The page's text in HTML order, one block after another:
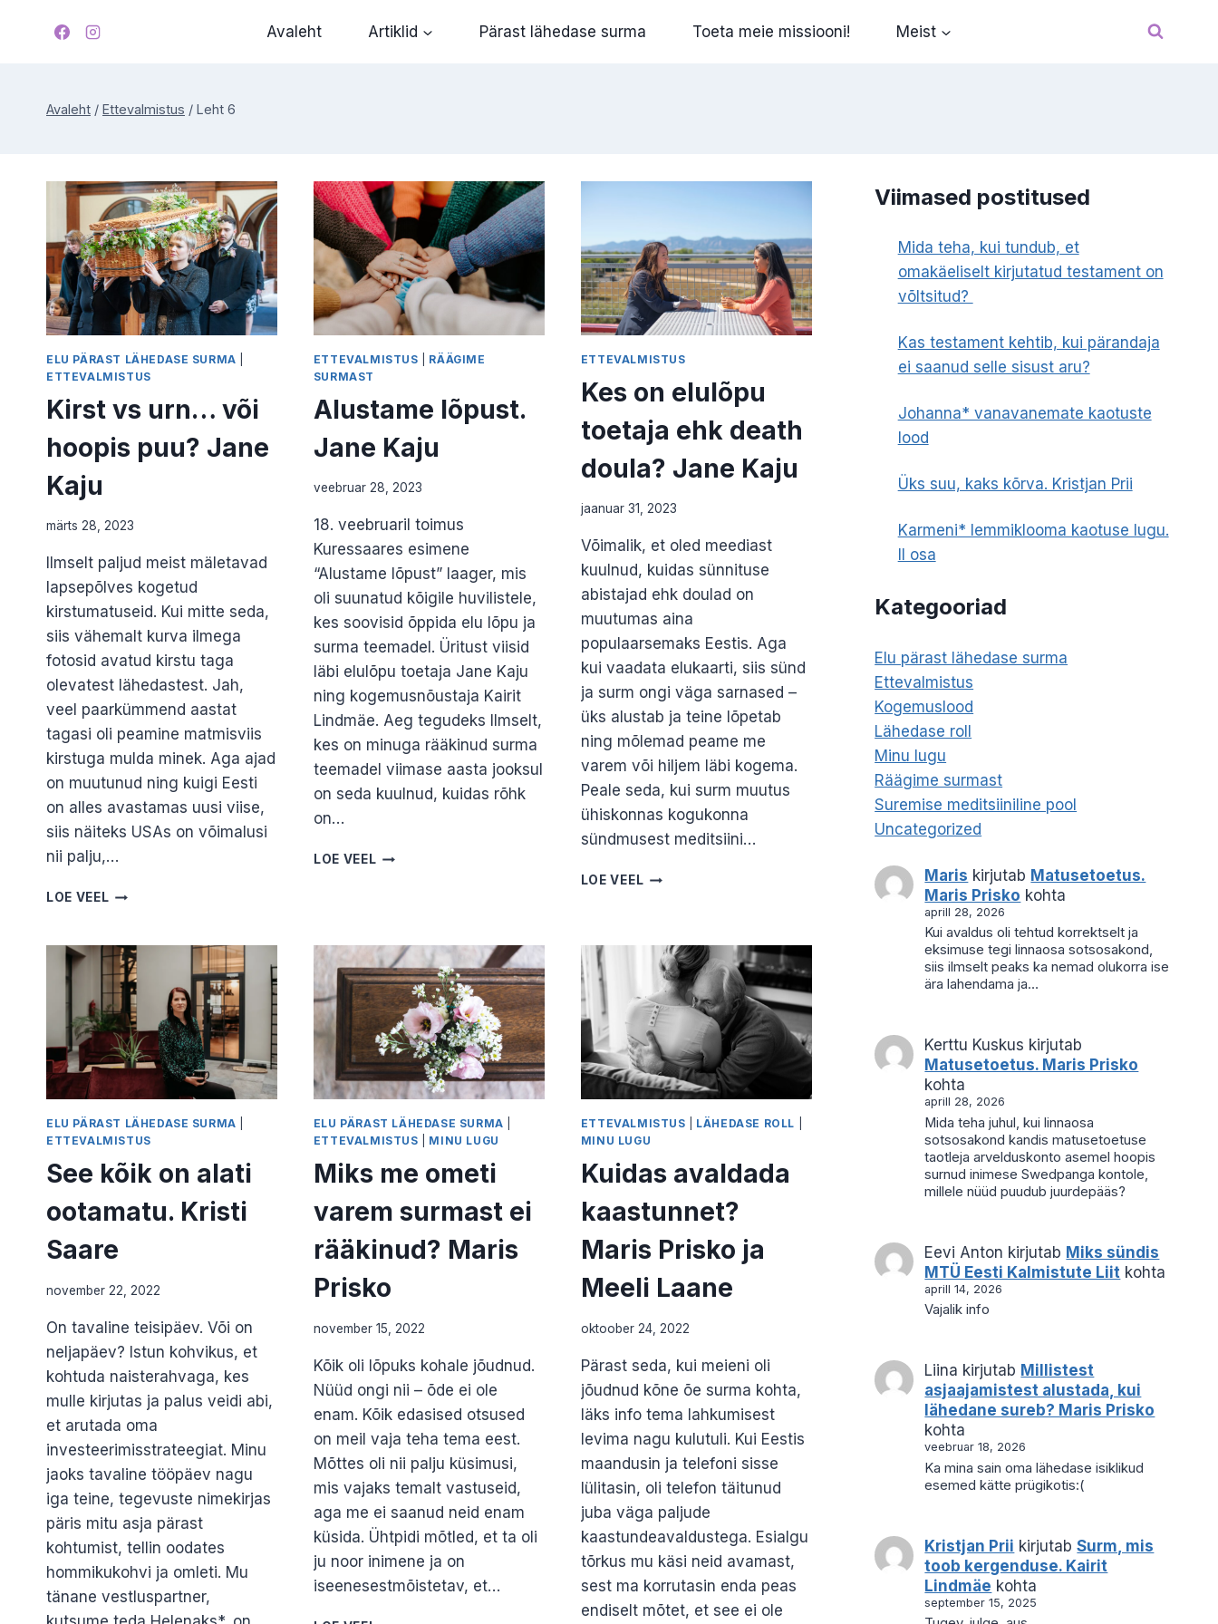
Avaleht Artiklid Pärast lähedase surma Toeta meie missiooni! Meist
Avaleht / Ettevalmistus / Leht 6
ELU PÄRAST LÄHEDASE SURMA
ETTEVALMISTUS
Kirst vs urn… või
hoopis puu? Jane
Kaju
märts 28, 2023
Ilmselt paljud meist mäletavad
lapsepõlves kogetud
kirstumatuseid. Kui mitte seda,
siis vähemalt kurva ilmega
fotosid avatud kirstu taga
olevatest lähedastest. Jah,
veel paarkümmend aastat
tagasi oli peamine matmisviis
kirstuga mulda minek. Aga ajad
on muutunud ning kuigi Eesti
on alles avastamas uusi viise,
siis näiteks USAs on võimalusi
nii palju,…
LOE VEEL KIRST
VÕI
HOOPIS
PUU?
JANE
KAJU
ETTEVALMISTUS
RÄÄGIME
SURMAST
Alustame lõpust.
Jane Kaju
veebruar 28, 2023
18. veebruaril toimus
Kuressaares esimene
“Alustame lõpust” laager, mis
oli suunatud kõigile huvilistele,
kes soovisid õppida elu lõpu ja
surma teemadel. Üritust viisid
läbi elulõpu toetaja Jane Kaju
ning kogemusnõustaja Kairit
Lindmäe. Aeg tegudeks Ilmselt,
kes on minuga rääkinud surma
teemadel viimase aasta jooksul
on seda kuulnud, kuidas rõhk
on…
LOE VEEL ALUSTAME
ETTEVALMISTUS
Kes on elulõpu
toetaja ehk death
doula? Jane Kaju
jaanuar 31, 2023
Võimalik, et oled meediast
kuulnud, kuidas sünnituse
abistajad ehk doulad on
muutumas aina
populaarsemaks Eestis. Aga
kui vaadata elukaarti, siis sünd
ja surm ongi väga sarnased –
üks alustab ja teine lõpetab
ning mõlemad peame me
varem või hiljem läbi kogema.
Peale seda, kui surm muutus
ühiskonnas kogukonna
sündmusest meditsiini…
LOE VEEL KES
EHK
DEATH
DOULA?
JANE
KAJU
ELU PÄRAST LÄHEDASE SURMA
ETTEVALMISTUS
See kõik on alati
ootamatu. Kristi
Saare
november 22, 2022
On tavaline teisipäev. Või on
neljapäev? Istun kohvikus, et
kohtuda naisterahvaga, kes
mulle kirjutas ja palus veidi abi,
et arutada oma
investeerimisstrateegiat. Minu
jaoks tavaline tööpäev nagu
iga teine, tegevuste nimekirjas
päris mitu asja pärast
kohtumist, tellin oodates
hommikukohvi ja omleti. Mu
tänane vestluspartner,
ELU PÄRAST LÄHEDASE SURMA
ETTEVALMISTUS
MINU LUGU
Miks me ometi
varem surmast ei
rääkinud? Maris
Prisko
november 15, 2022
Kõik oli lõpuks kohale jõudnud.
Nüüd ongi nii – õde ei ole
enam. Kõik edasised otsused
on meil vaja teha tema eest.
Mõttes oli nii palju küsimusi,
mis vajaks temalt vastuseid,
aga me ei saanud neid enam
küsida. Ühtpidi mõtled, et ta oli
ju noor inimene ja on
iseenesestmõistetav, et…
ETTEVALMISTUS LÄHEDASE ROLL
MINU LUGU
Kuidas avaldada
kaastunnet?
Maris Prisko ja
Meeli Laane
oktoober 24, 2022
Pärast seda, kui meieni oli
jõudnud kõne õe surma kohta,
läks info tema lahkumisest
levima nagu kulutuli. Kui Eestis
maandusin ja telefoni sisse
lülitasin, oli telefon täitunud
juba väga paljude
kaastundeavaldustega. Esialgu
tõrkus mu käsi neid avamast,
sest ma korrutasin enda peas
endiselt mõtet, et see ei ole
Viimased postitused
Mida teha, kui tundub, et
omakäeliselt kirjutatud testament on
võltsitud?
Kas testament kehtib, kui pärandaja
ei saanud selle sisust aru?
Johanna* vanavanemate kaotuste
lood
Üks suu, kaks kõrva. Kristjan Prii
Karmeni* lemmiklooma kaotuse lugu.
II osa
Kategooriad
Elu pärast lähedase surma
Ettevalmistus
Kogemuslood
Lähedase roll
Minu lugu
Räägime surmast
Suremise meditsiiniline pool
Uncategorized
Maris kirjutab Matusetoetus.
Maris Prisko kohta
aprill 28, 2026
Kui avaldus oli tehtud korrektselt ja
eksimuse tegi linnaosa sotsosakond,
siis ilmselt peaks ka nemad olukorra ise
ära lahendama ja…
Kerttu Kuskus kirjutab
Matusetoetus. Maris Prisko
kohta
aprill 28, 2026
Mida teha juhul, kui linnaosa
sotsosakond kandis matusetoetuse
taotleja arvelduskonto asemel hoopis
surnud inimese Swedpanga kontole,
millele nüüd puudub juurdepääs?
Eevi Anton kirjutab Miks sündis
MTÜ Eesti Kalmistute Liit kohta
aprill 14, 2026
Vajalik info
Liina kirjutab Millistest
asjaajamistest alustada, kui
lähedane sureb? Maris Prisko
kohta
veebruar 18, 2026
Ka mina sain oma lähedase isiklikud
esemed kätte prügikotis:(
Kristjan Prii kirjutabSurm, mis
toob kergenduse. Kairit
Lindmäe kohta
september 15, 2025